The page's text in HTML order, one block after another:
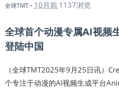
全球TMT • 10月前 1137浏览
全球首个动漫专属AI视频
登陆中国
（全球TMT2025年9月25日讯）
个专注于动漫的AI视频生成平台